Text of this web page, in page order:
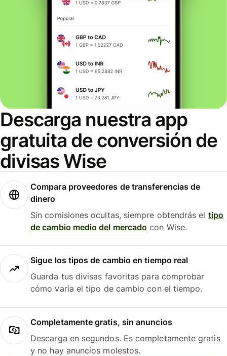
Descarga nuestra app
gratuita de conversión de
divisas Wise
Compara proveedores de transferencias de
dinero
Sin comisiones ocultas, siempre obtendrás el tipo
de cambio medio del mercado con Wise.
Sigue los tipos de cambio en tiempo real
Guarda tus divisas favoritas para comprobar
cómo varía el tipo de cambio con el tiempo.
Completamente gratis, sin anuncios
Descarga en segundos. Es completamente gratis
y no hay anuncios molestos.